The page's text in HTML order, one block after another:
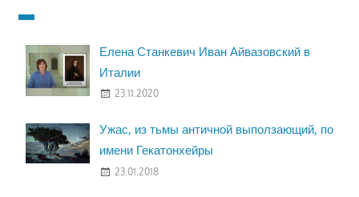
Елена Станкевич Иван Айвазовский в
Италии
23.11.2020
Ужас, из тьмы античной выползающий, по
имени Гекатонхейры
23.01.2018